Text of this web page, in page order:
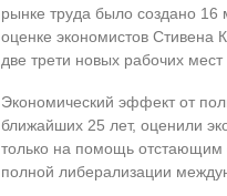
рынке труда было создано
оценке экономистов Стивена
две трети новых рабочих
Экономический эффект от
ближайших 25 лет, оценили
только на помощь отстающим
полной либерализации